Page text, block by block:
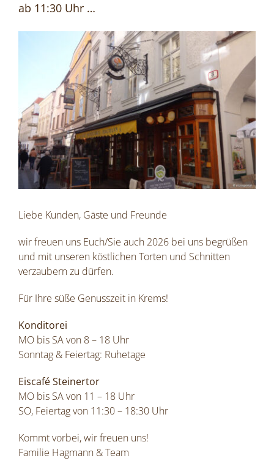
ab 11:30 Uhr …
Liebe Kunden, Gäste und Freunde
wir freuen uns Euch/Sie auch 2026 bei uns begrüßen
und mit unseren köstlichen Torten und Schnitten
verzaubern zu dürfen.
Für Ihre süße Genusszeit in Krems!
Konditorei
MO bis SA von 8 – 18 Uhr
Sonntag & Feiertag: Ruhetage
Eiscafé Steinertor
MO bis SA von 11 – 18 Uhr
SO, Feiertag von 11:30 – 18:30 Uhr
Kommt vorbei, wir freuen uns!
Familie Hagmann & Team